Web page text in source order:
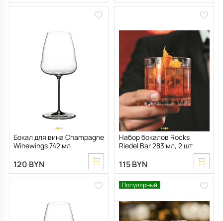
Бокал для вина Champagne
Winewings 742 мл
120 BYN
Набор бокалов Rocks
Riedel Bar 283 мл, 2 шт
115 BYN
Популярный